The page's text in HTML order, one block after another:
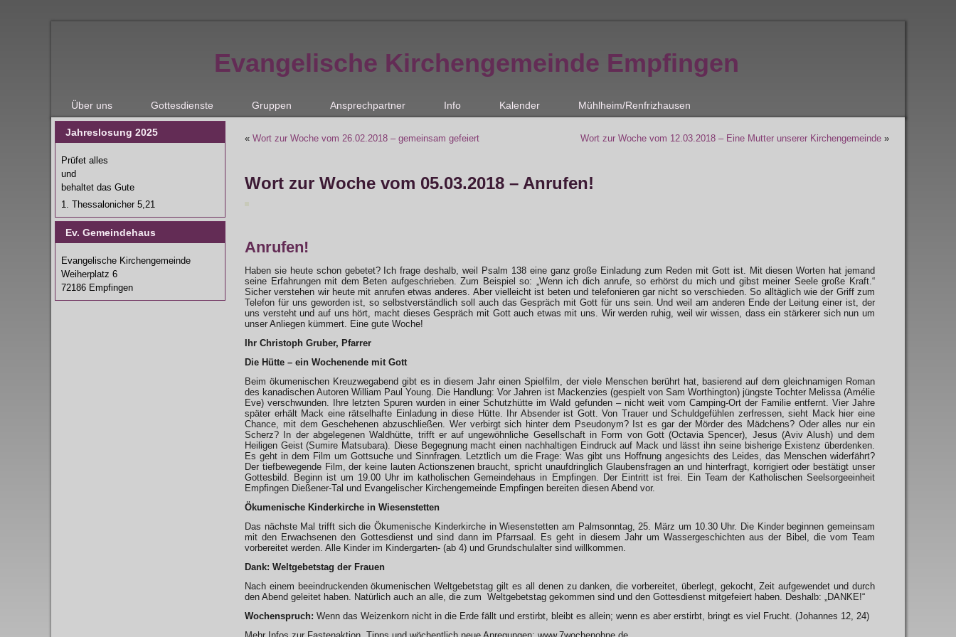
Evangelische Kirchengemeinde Empfingen
Über uns Gottesdienste Gruppen Ansprechpartner Info Kalender Mühlheim/Renfrizhausen
Jahreslosung 2025
Prüfet alles
und
behaltet das Gute
1. Thessalonicher 5,21
Ev. Gemeindehaus
Evangelische Kirchengemeinde
Weiherplatz 6
72186 Empfingen
« Wort zur Woche vom 26.02.2018 – gemeinsam gefeiert Wort zur Woche vom 12.03.2018 – Eine Mutter unserer Kirchengemeinde »
Wort zur Woche vom 05.03.2018 – Anrufen!
Anrufen!
Haben sie heute schon gebetet? Ich frage deshalb, weil Psalm 138 eine ganz große Einladung zum Reden mit Gott ist. Mit diesen Worten hat jemand
seine Erfahrungen mit dem Beten aufgeschrieben. Zum Beispiel so: „Wenn ich dich anrufe, so erhörst du mich und gibst meiner Seele große Kraft.“
Sicher verstehen wir heute mit anrufen etwas anderes. Aber vielleicht ist beten und telefonieren gar nicht so verschieden. So alltäglich wie der Griff zum
Telefon für uns geworden ist, so selbstverständlich soll auch das Gespräch mit Gott für uns sein. Und weil am anderen Ende der Leitung einer ist, der
uns versteht und auf uns hört, macht dieses Gespräch mit Gott auch etwas mit uns. Wir werden ruhig, weil wir wissen, dass ein stärkerer sich nun um
unser Anliegen kümmert. Eine gute Woche!
Ihr Christoph Gruber, Pfarrer
Die Hütte – ein Wochenende mit Gott
Beim ökumenischen Kreuzwegabend gibt es in diesem Jahr einen Spielfilm, der viele Menschen berührt hat, basierend auf dem gleichnamigen Roman
des kanadischen Autoren William Paul Young. Die Handlung: Vor Jahren ist Mackenzies (gespielt von Sam Worthington) jüngste Tochter Melissa (Amélie
Eve) verschwunden. Ihre letzten Spuren wurden in einer Schutzhütte im Wald gefunden – nicht weit vom Camping-Ort der Familie entfernt. Vier Jahre
später erhält Mack eine rätselhafte Einladung in diese Hütte. Ihr Absender ist Gott. Von Trauer und Schuldgefühlen zerfressen, sieht Mack hier eine
Chance, mit dem Geschehenen abzuschließen. Wer verbirgt sich hinter dem Pseudonym? Ist es gar der Mörder des Mädchens? Oder alles nur ein
Scherz? In der abgelegenen Waldhütte, trifft er auf ungewöhnliche Gesellschaft in Form von Gott (Octavia Spencer), Jesus (Aviv Alush) und dem
Heiligen Geist (Sumire Matsubara). Diese Begegnung macht einen nachhaltigen Eindruck auf Mack und lässt ihn seine bisherige Existenz überdenken.
Es geht in dem Film um Gottsuche und Sinnfragen. Letztlich um die Frage: Was gibt uns Hoffnung angesichts des Leides, das Menschen widerfährt?
Der tiefbewegende Film, der keine lauten Actionszenen braucht, spricht unaufdringlich Glaubensfragen an und hinterfragt, korrigiert oder bestätigt unser
Gottesbild. Beginn ist um 19.00 Uhr im katholischen Gemeindehaus in Empfingen. Der Eintritt ist frei. Ein Team der Katholischen Seelsorgeeinheit
Empfingen Dießener-Tal und Evangelischer Kirchengemeinde Empfingen bereiten diesen Abend vor.
Ökumenische Kinderkirche in Wiesenstetten
Das nächste Mal trifft sich die Ökumenische Kinderkirche in Wiesenstetten am Palmsonntag, 25. März um 10.30 Uhr. Die Kinder beginnen gemeinsam
mit den Erwachsenen den Gottesdienst und sind dann im Pfarrsaal. Es geht in diesem Jahr um Wassergeschichten aus der Bibel, die vom Team
vorbereitet werden. Alle Kinder im Kindergarten- (ab 4) und Grundschulalter sind willkommen.
Dank: Weltgebetstag der Frauen
Nach einem beeindruckenden ökumenischen Weltgebetstag gilt es all denen zu danken, die vorbereitet, überlegt, gekocht, Zeit aufgewendet und durch
den Abend geleitet haben. Natürlich auch an alle, die zum Weltgebetstag gekommen sind und den Gottesdienst mitgefeiert haben. Deshalb: „DANKE!“
Wochenspruch: Wenn das Weizenkorn nicht in die Erde fällt und erstirbt, bleibt es allein; wenn es aber erstirbt, bringt es viel Frucht. (Johannes 12, 24)